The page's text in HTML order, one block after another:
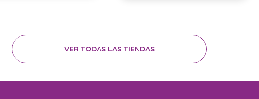
VER TODAS LAS TIENDAS